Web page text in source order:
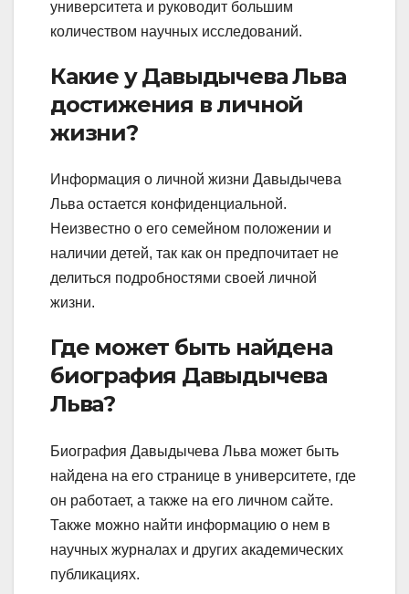
университета и руководит большим
количеством научных исследований.
Какие у Давыдычева Льва
достижения в личной
жизни?
Информация о личной жизни Давыдычева
Льва остается конфиденциальной.
Неизвестно о его семейном положении и
наличии детей, так как он предпочитает не
делиться подробностями своей личной
жизни.
Где может быть найдена
биография Давыдычева
Льва?
Биография Давыдычева Льва может быть
найдена на его странице в университете, где
он работает, а также на его личном сайте.
Также можно найти информацию о нем в
научных журналах и других академических
публикациях.